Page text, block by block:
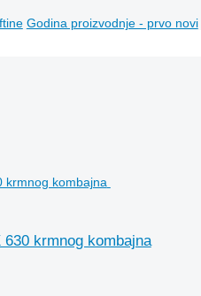
Godina proizvodnje - prvo novi
krmnog kombajna